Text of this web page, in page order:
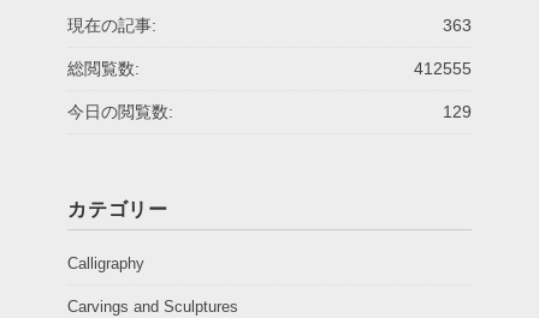
363
現在の記事:
412555
総閲覧数:
129
今日の閲覧数:
カテゴリー
Calligraphy
Carvings and Sculptures